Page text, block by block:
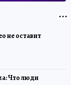
не оставит
Что люди